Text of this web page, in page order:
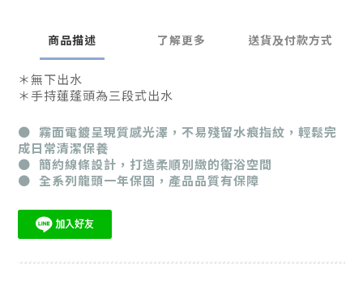
商品描述 了解更多 送貨及付款方式
＊無下出水
＊手持蓮蓬頭為三段式出水
● 霧面電鍍呈現質感光澤，不易殘留水痕指紋，輕鬆完
成日常清潔保養
● 簡約線條設計，打造柔順別緻的衛浴空間
● 全系列龍頭一年保固，產品品質有保障